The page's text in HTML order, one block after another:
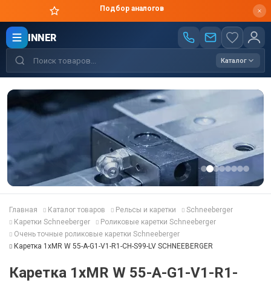
Подбор аналогов
INNER
Каталог
Главная Каталог товаров Рельсы и каретки
Schneeberger
Каретки Schneeberger
Роликовые каретки Schneeberger
Очень точные роликовые каретки Schneeberger
Каретка 1хMR W 55-A-G1-V1-R1-CH-S99-LV SCHNEEBERGER
Каретка 1хMR W 55-A-G1-V1-R1-